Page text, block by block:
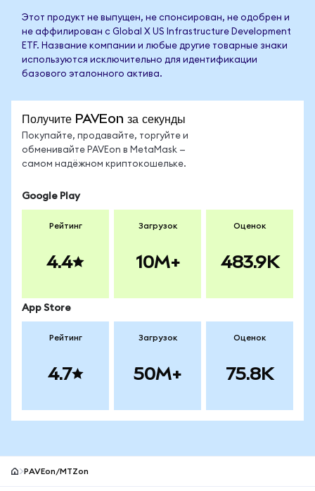
Этот продукт не выпущен, не спонсирован, не одобрен и
не аффилирован с Global X US Infrastructure Development
ETF. Название компании и любые другие товарные знаки
используются исключительно для идентификации
базового эталонного актива.
Получите PAVEon за секунды
Покупайте, продавайте, торгуйте и
обменивайте PAVEon в MetaMask —
самом надёжном криптокошельке.
Google Play
Рейтинг
4.4
Загрузок
10M+
Оценок
483.9K
App Store
Рейтинг
4.7
Загрузок
50M+
Оценок
75.8K
PAVEon/MTZon